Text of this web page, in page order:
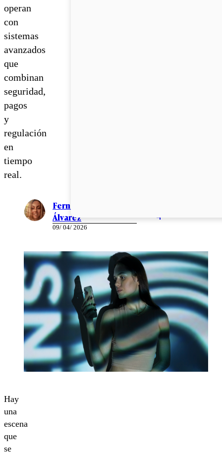
operan
con
sistemas
avanzados
que
combinan
seguridad,
pagos
y
regulación
en
tiempo
real.
Fernanda
Álvarez
09/ 04/ 2026
Hay
una
escena
que
se